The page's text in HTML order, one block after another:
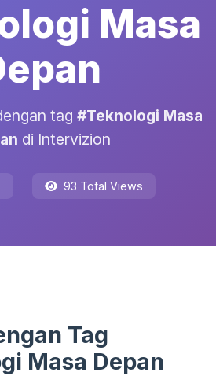
Masa
tag #Teknologi Masa
di Intervizion
93 Total Views
Tag
Masa Depan